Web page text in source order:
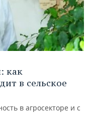
как
в сельское
в агросекторе и с